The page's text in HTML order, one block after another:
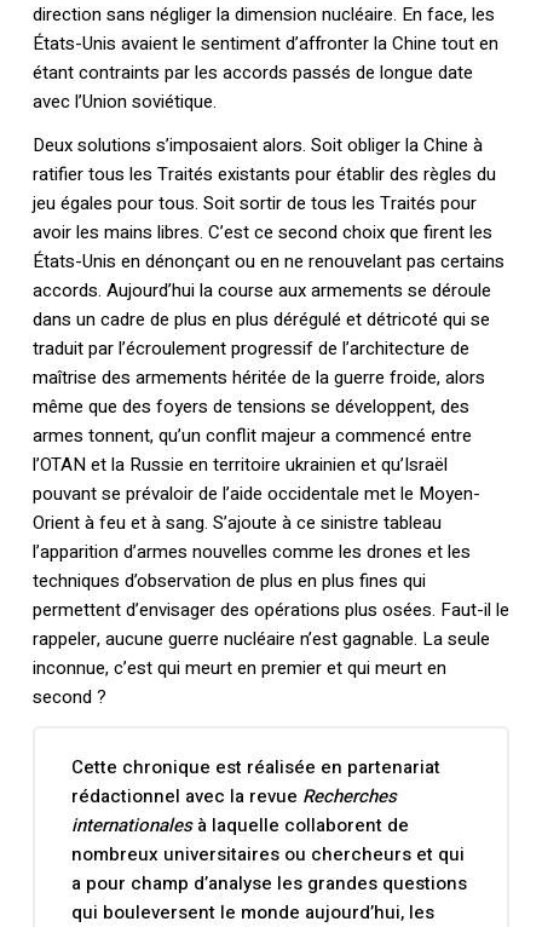
direction sans négliger la dimension nucléaire. En face, les
États-Unis avaient le sentiment d’affronter la Chine tout en
étant contraints par les accords passés de longue date
avec l’Union soviétique.
Deux solutions s’imposaient alors. Soit obliger la Chine à
ratifier tous les Traités existants pour établir des règles du
jeu égales pour tous. Soit sortir de tous les Traités pour
avoir les mains libres. C’est ce second choix que firent les
États-Unis en dénonçant ou en ne renouvelant pas certains
accords. Aujourd’hui la course aux armements se déroule
dans un cadre de plus en plus dérégulé et détricoté qui se
traduit par l’écroulement progressif de l’architecture de
maîtrise des armements héritée de la guerre froide, alors
même que des foyers de tensions se développent, des
armes tonnent, qu’un conflit majeur a commencé entre
l’OTAN et la Russie en territoire ukrainien et qu’Israël
pouvant se prévaloir de l’aide occidentale met le Moyen-
Orient à feu et à sang. S’ajoute à ce sinistre tableau
l’apparition d’armes nouvelles comme les drones et les
techniques d’observation de plus en plus fines qui
permettent d’envisager des opérations plus osées. Faut-il le
rappeler, aucune guerre nucléaire n’est gagnable. La seule
inconnue, c’est qui meurt en premier et qui meurt en
second ?
Cette chronique est réalisée en partenariat
rédactionnel avec la revue Recherches
internationalesà laquelle collaborent de
nombreux universitaires ou chercheurs et qui
a pour champ d’analyse les grandes questions
qui bouleversent le monde aujourd’hui, les